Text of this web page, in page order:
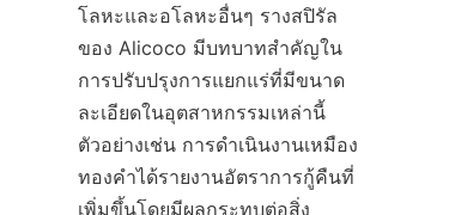
โลหะและอโลหะอื่นๆ รางสปิรัล
ของ Alicoco มีบทบาทสำคัญใน
การปรับปรุงการแยกแร่ที่มีขนาด
ละเอียดในอุตสาหกรรมเหล่านี้
ตัวอย่างเช่น การดำเนินงานเหมือง
ทองคำได้รายงานอัตราการกู้คืนที่
เพิ่มขึ้นโดยมีผลกระทบต่อสิ่ง